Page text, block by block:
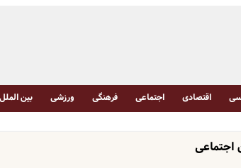
اقتصادی اجتماعی فرهنگی ورزشی بین الملل
اجتماعی